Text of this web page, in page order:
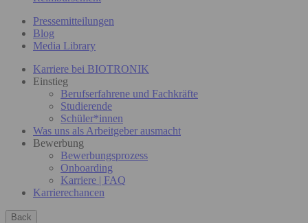
Pressemitteilungen
Blog
Media Library
Karriere bei BIOTRONIK
Einstieg
Berufserfahrene und Fachkräfte
Studierende
Schüler*innen
Was uns als Arbeitgeber ausmacht
Bewerbung
Bewerbungsprozess
Onboarding
Karriere | FAQ
Karrierechancen
Back